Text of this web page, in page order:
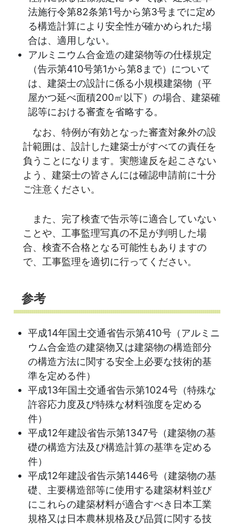
法施行令第82条第1号から第3号までに定め
る構造計算により安全性が確かめられた場
合は、適用しない。
アルミニウム合金造の建築物等の仕様規定
（告示第410号第1から第8まで）について
は、建築士の設計に係る小規模建築物（平
屋かつ延べ面積200㎡以下）の場合、建築確
認等における審査を省略する。
なお、特例が有効となった審査対象外の設
計範囲は、設計した建築士がすべての責任を
負うことになります。実態違反を起こさない
よう、建築士の皆さんには確認申請前に十分
ご注意ください。
また、完了検査で告示等に適合していない
ことや、工事監理写真の不足が判明した場
合、検査不合格となる可能性もありますの
で、工事監理を適切に行ってください。
参考
平成14年国土交通省告示第410号（アルミニ
ウム合金造の建築物又は建築物の構造部分
の構造方法に関する安全上必要な技術的基
準を定める件）
平成13年国土交通省告示第1024号（特殊な
許容応力度及び特殊な材料強度を定める
件）
平成12年建設省告示第1347号（建築物の基
礎の構造方法及び構造計算の基準を定める
件）
平成12年建設省告示第1446号（建築物の基
礎、主要構造部等に使用する建築材料並び
にこれらの建築材料が適合すべき日本工業
規格又は日本農林規格及び品質に関する技